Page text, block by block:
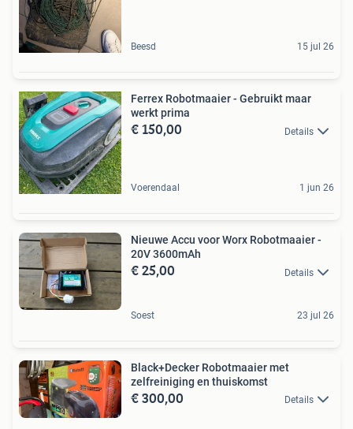
Beesd 15 jul 26
Ferrex Robotmaaier - Gebruikt maar
werkt prima
€ 150,00 Details
Voerendaal 1 jun 26
Nieuwe Accu voor Worx Robotmaaier -
20V 3600mAh
€ 25,00 Details
Soest 23 jul 26
Black+Decker Robotmaaier met
zelfreiniging en thuiskomst
€ 300,00 Details